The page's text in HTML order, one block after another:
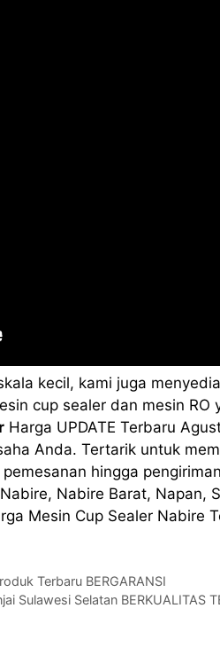
kecil, kami juga
cup sealer dan mesin
Harga UPDATE Terbaru
Anda. Tertarik untuk
hingga
Nabire Barat, Napan,
Mesin Cup Sealer Nabire
Terbaru BERGARANSI
Sulawesi Selatan BERKUALITAS